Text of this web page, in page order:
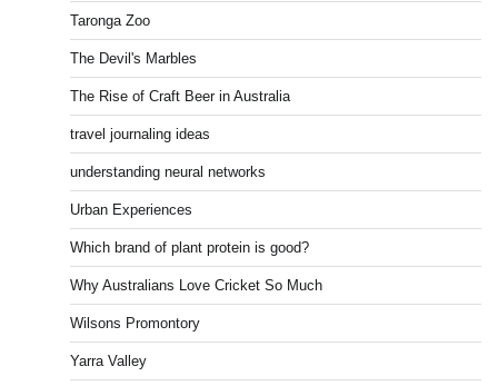
Taronga Zoo
The Devil's Marbles
The Rise of Craft Beer in Australia
travel journaling ideas
understanding neural networks
Urban Experiences
Which brand of plant protein is good?
Why Australians Love Cricket So Much
Wilsons Promontory
Yarra Valley